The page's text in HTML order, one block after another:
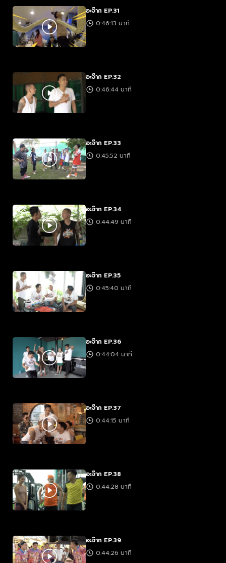
อะจ๊าก EP.31
0:46:13 นาที
อะจ๊าก EP.32
0:46:44 นาที
อะจ๊าก EP.33
0:45:52 นาที
อะจ๊าก EP.34
0:44:49 นาที
อะจ๊าก EP.35
0:45:40 นาที
อะจ๊าก EP.36
0:44:04 นาที
อะจ๊าก EP.37
0:44:15 นาที
อะจ๊าก EP.38
0:44:28 นาที
อะจ๊าก EP.39
0:44:26 นาที